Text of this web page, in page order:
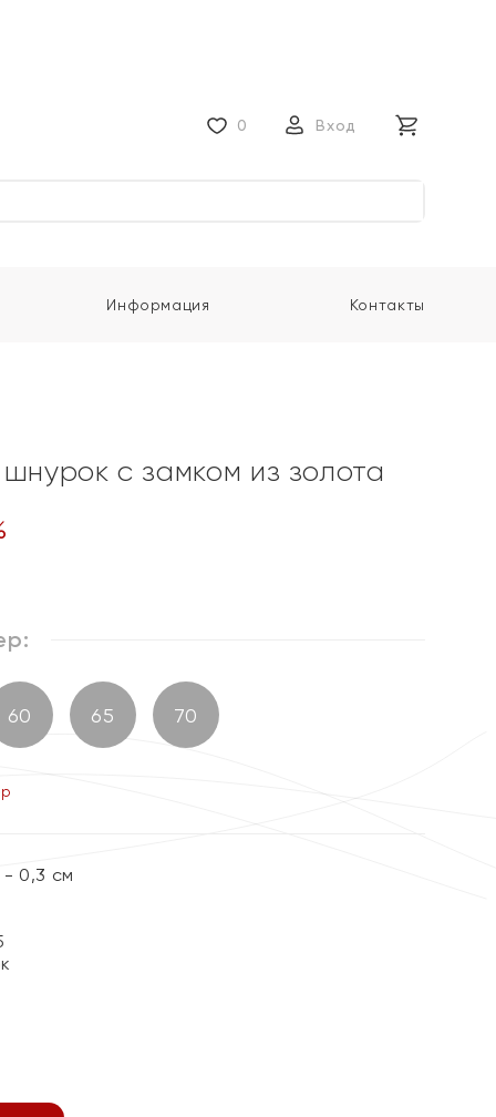
0 Вход
Информация Контакты
с замком из золота
60 65 70
0,3 см